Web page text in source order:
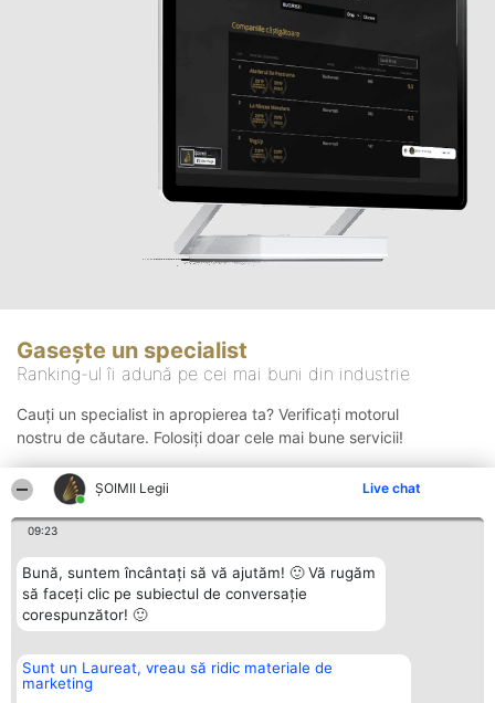
ȘOIMII Legii Live chat
09:23
Bună, suntem încântați să vă ajutăm! 🙂 Vă rugăm
să faceți clic pe subiectul de conversație
corespunzător! 🙂
Sunt un Laureat, vreau să ridic materiale de
marketing
Gasește un specialist
Ranking-ul îi adună pe cei mai buni din industrie
Cauți un specialist in apropierea ta? Verificați motorul
nostru de căutare. Folosiți doar cele mai bune servicii!
Organizator Ranking
BRIGHT SOLUTIONS BR SRL
Plebiscyt Contact